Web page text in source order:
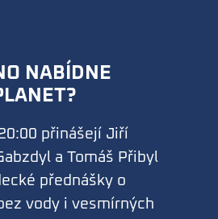
NABÍDNE
přinášejí Jiří
a Tomáš Přibyl
přednášky o
vody i vesmírných